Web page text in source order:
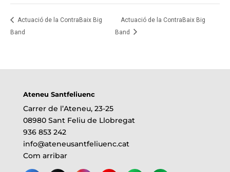
Actuació de la ContraBaix Big
Band
Actuació de la ContraBaix Big
Band
Ateneu Santfeliuenc
Carrer de l’Ateneu, 23-25
08980 Sant Feliu de Llobregat
936 853 242
info@ateneusantfeliuenc.cat
Com arribar